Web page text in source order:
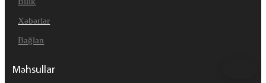
Xəbərlər
Bağlan
Məhsullar